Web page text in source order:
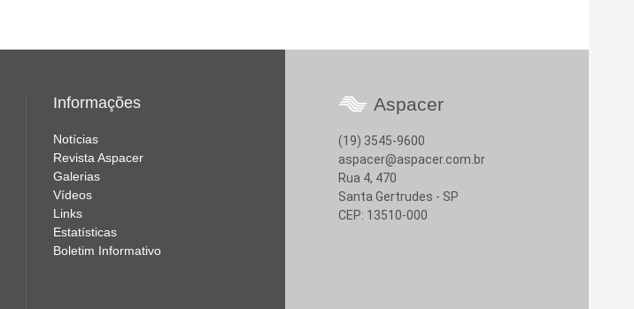
Informações
Notícias
Revista Aspacer
Galerias
Vídeos
Links
Estatísticas
Boletim Informativo
Aspacer
(19) 3545-9600
aspacer@aspacer.com.br
Rua 4, 470
Santa Gertrudes - SP
CEP: 13510-000